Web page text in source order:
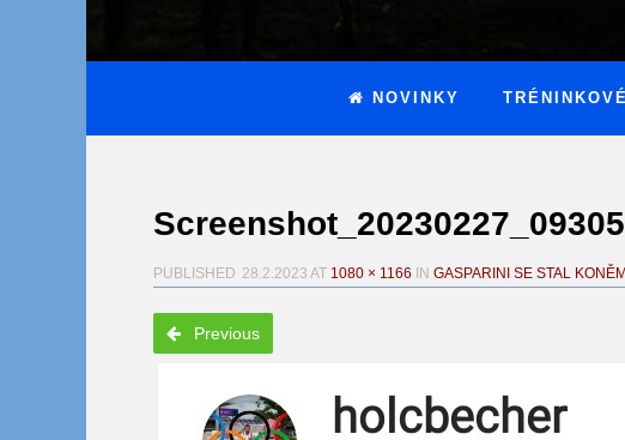
NOVINKY
PUBLISHED 28.2.2023 AT 1080 × 1166 IN GASPARINI SE STAL
Previous